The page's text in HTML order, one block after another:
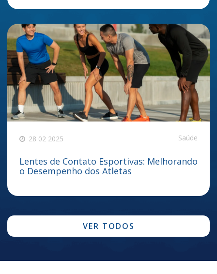
28 02 2025 Saúde
Lentes de Contato Esportivas: Melhorando
o Desempenho dos Atletas
VER TODOS